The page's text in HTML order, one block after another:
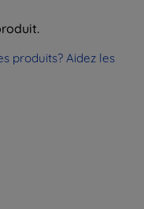
produits? Aidez les